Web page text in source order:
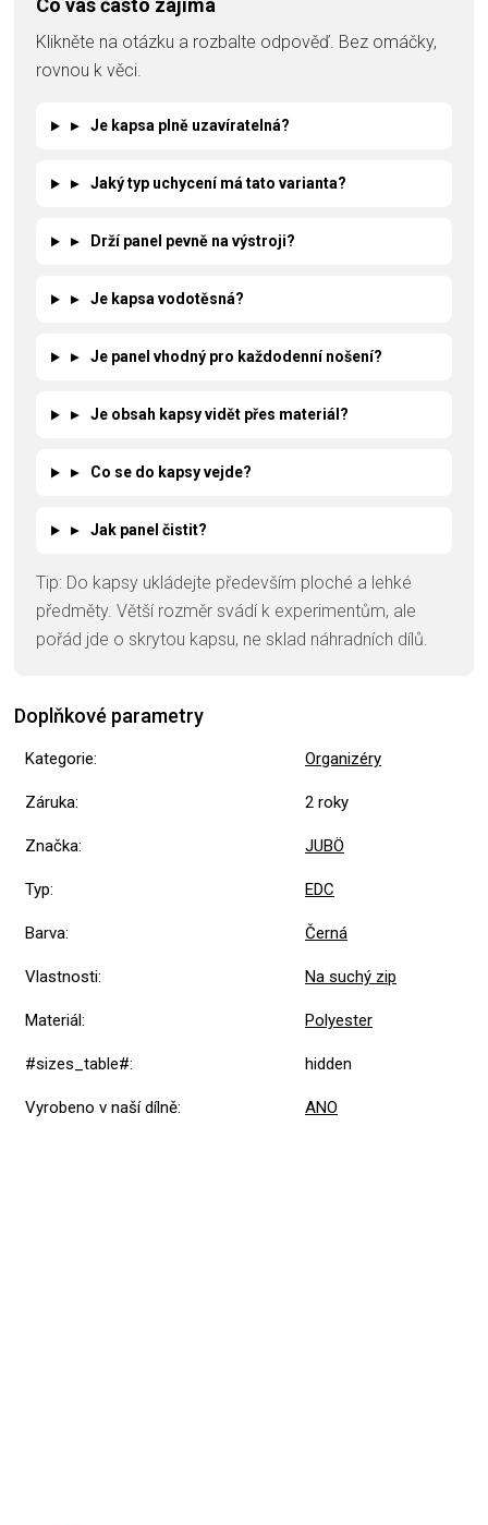
Co vás často zajímá
Klikněte na otázku a rozbalte odpověď. Bez omáčky,
rovnou k věci.
▸ Je kapsa plně uzavíratelná?
▸ Jaký typ uchycení má tato varianta?
▸ Drží panel pevně na výstroji?
▸ Je kapsa vodotěsná?
▸ Je panel vhodný pro každodenní nošení?
▸ Je obsah kapsy vidět přes materiál?
▸ Co se do kapsy vejde?
▸ Jak panel čistit?
Tip: Do kapsy ukládejte především ploché a lehké
předměty. Větší rozměr svádí k experimentům, ale
pořád jde o skrytou kapsu, ne sklad náhradních dílů.
Doplňkové parametry
Kategorie: Organizéry
Záruka: 2 roky
Značka: JUBÖ
Typ: EDC
Barva: Černá
Vlastnosti: Na suchý zip
Materiál: Polyester
#sizes_table#: hidden
Vyrobeno v naší dílně: ANO